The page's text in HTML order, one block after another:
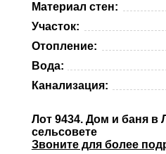
Материал стен:
Участок:
Отопление:
Вода:
Канализация:
Лот 9434. Дом и баня в
сельсовете
Звоните для более